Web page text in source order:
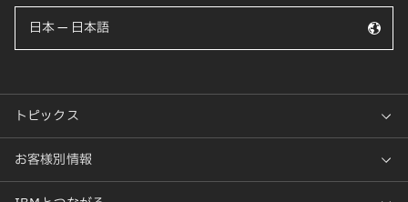
日本 — 日本語